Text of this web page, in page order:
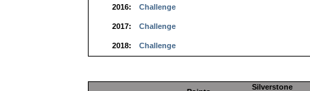
2016: Challenge
2017: Challenge
2018: Challenge
Silverstone